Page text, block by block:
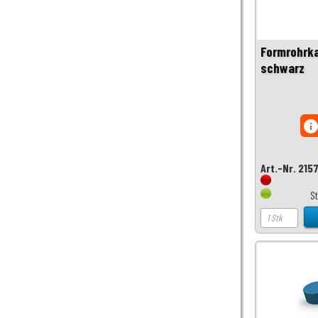
schwarz
Art.-Nr.